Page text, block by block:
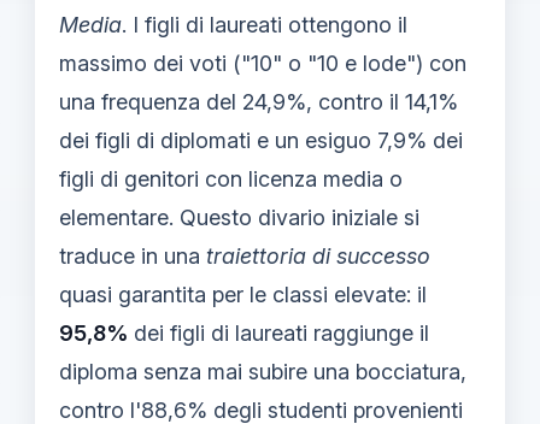
Media. I figli di laureati ottengono il
massimo dei voti ("10" o "10 e lode") con
una frequenza del 24,9%, contro il 14,1%
dei figli di diplomati e un esiguo 7,9% dei
figli di genitori con licenza media o
elementare. Questo divario iniziale si
traduce in una traiettoria di successo
quasi garantita per le classi elevate: il
95,8% dei figli di laureati raggiunge il
diploma senza mai subire una bocciatura,
contro l'88,6% degli studenti provenienti